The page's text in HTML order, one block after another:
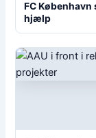
FC
hjælp